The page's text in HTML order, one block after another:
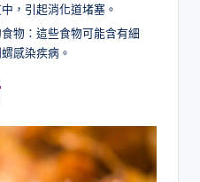
，引起消化道堵塞。
物：這些食物可能含有細
感染疾病。